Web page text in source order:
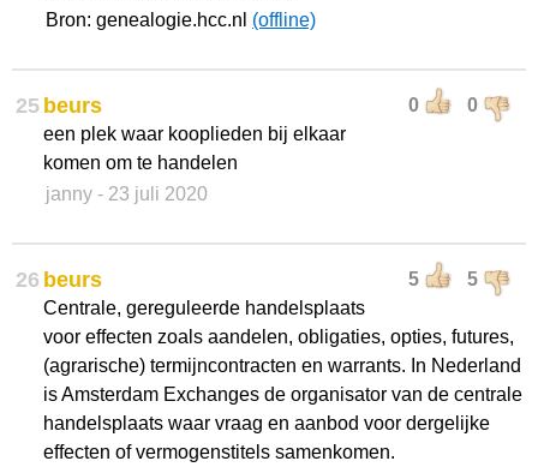
Bron: genealogie.hcc.nl (offline)
25 0 0
beurs
een plek waar kooplieden bij elkaar
komen om te handelen
janny - 23 juli 2020
26 5 5
beurs
Centrale, gereguleerde handelsplaats
voor effecten zoals aandelen, obligaties, opties, futures,
(agrarische) termijncontracten en warrants. In Nederland
is Amsterdam Exchanges de organisator van de centrale
handelsplaats waar vraag en aanbod voor dergelijke
effecten of vermogenstitels samenkomen.